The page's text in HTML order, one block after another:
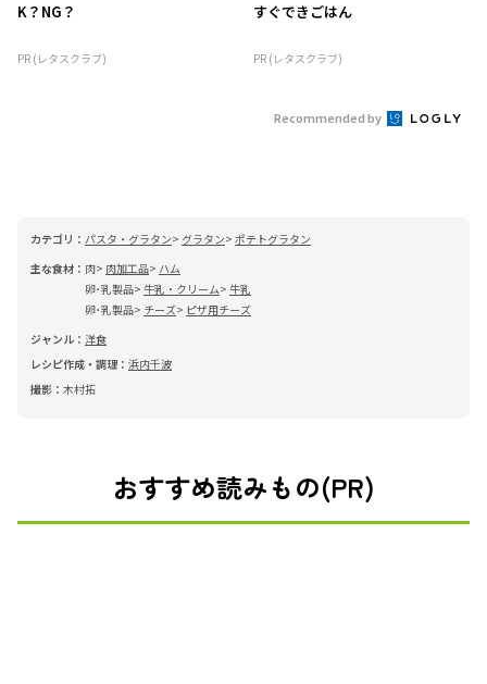
K？NG？
PR (レタスクラブ)
すぐできごはん
PR (レタスクラブ)
Recommended by
カテゴリ： パスタ・グラタン グラタン
ポテトグラタン
主な食材： 肉 肉加工品
ハム
卵･乳製品 牛乳・クリーム
牛乳
卵･乳製品
チーズ
ピザ用チーズ
ジャンル： 洋食
レシピ作成・調理： 浜内千波
撮影： 木村拓
おすすめ読みもの(PR)